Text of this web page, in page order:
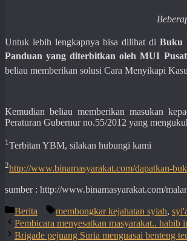
Untuk lebih lengkapnya bisa dilihat di Buku
Panduan yang diterbitkan oleh MUI Pusat
beliau memberikan solusi Cara Menyikapi
Kemudian beliau memberikan masukan
Peraturan Gubernur no.55/2012 yang
1Terbitan YBM, silakan hubungi kami
2http://www.binamasyarakat.com/dapatkan-
sumber : http://www.binamasyarakat.com/
Categories
Berita Tags
membongkar kejahatan syiah,
Pembicara menyesatkan masyarakat.. habib
Brigade pejuang Suria menguasai benteng